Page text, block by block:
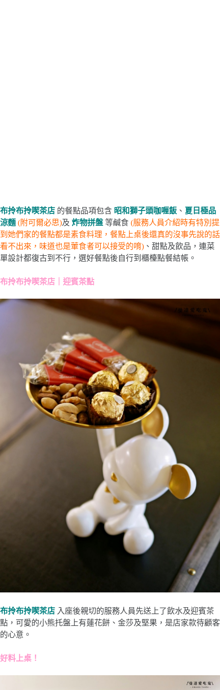
布拎布拎喫茶店 的餐點品項包含 昭和獅子頭咖喱飯 、 夏日極品
涼麵 (附可爾必思)及 炸物拼盤 等鹹食 (服務人員介紹時有特別提
到她們家的餐點都是素食料理，餐點上桌後還真的沒事先說的話
看不出來，味道也是葷食者可以接受的唷) 、甜點及飲品，連菜
單設計都復古到不行，選好餐點後自行到櫃檯點餐結帳。
布拎布拎喫茶店｜迎賓茶點
布拎布拎喫茶店 入座後親切的服務人員先送上了飲水及迎賓茶
點，可愛的小熊托盤上有蓮花餅、金莎及堅果，是店家款待顧客
的心意。
好料上桌！